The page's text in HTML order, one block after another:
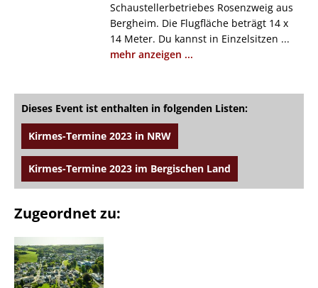
Schaustellerbetriebes Rosenzweig aus
Bergheim. Die Flugfläche beträgt 14 x
14 Meter. Du kannst in Einzelsitzen ...
mehr anzeigen ...
Dieses Event ist enthalten in folgenden Listen:
Kirmes-Termine 2023 in NRW
Kirmes-Termine 2023 im Bergischen Land
Zugeordnet zu: